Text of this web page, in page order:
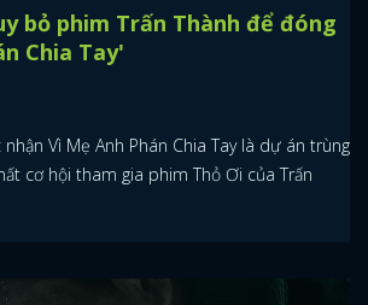
bỏ phim Trấn Thành để đóng
Chia Tay'
Vì Mẹ Anh Phán Chia Tay là dự án trùng
cơ hội tham gia phim Thỏ Ơi của Trấn